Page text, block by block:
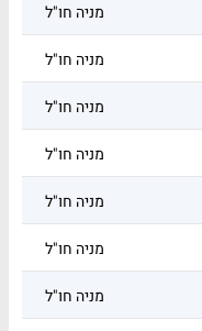
מניה חו"ל
מניה חו"ל
מניה חו"ל
מניה חו"ל
מניה חו"ל
מניה חו"ל
מניה חו"ל